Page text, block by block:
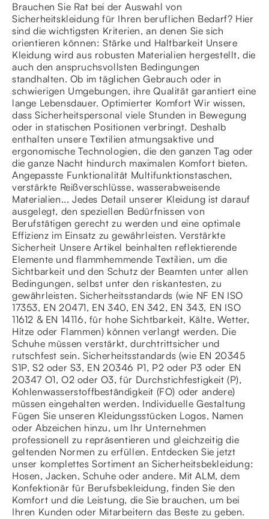
Brauchen Sie Rat bei der Auswahl von
Sicherheitskleidung für Ihren beruflichen Bedarf? Hier
sind die wichtigsten Kriterien, an denen Sie sich
orientieren können: Stärke und Haltbarkeit Unsere
Kleidung wird aus robusten Materialien hergestellt, die
auch den anspruchsvollsten Bedingungen
standhalten. Ob im täglichen Gebrauch oder in
schwierigen Umgebungen, ihre Qualität garantiert eine
lange Lebensdauer. Optimierter Komfort Wir wissen,
dass Sicherheitspersonal viele Stunden in Bewegung
oder in statischen Positionen verbringt. Deshalb
enthalten unsere Textilien atmungsaktive und
ergonomische Technologien, die den ganzen Tag oder
die ganze Nacht hindurch maximalen Komfort bieten.
Angepasste Funktionalität Multifunktionstaschen,
verstärkte Reißverschlüsse, wasserabweisende
Materialien... Jedes Detail unserer Kleidung ist darauf
ausgelegt, den speziellen Bedürfnissen von
Berufstätigen gerecht zu werden und eine optimale
Effizienz im Einsatz zu gewährleisten. Verstärkte
Sicherheit Unsere Artikel beinhalten reflektierende
Elemente und flammhemmende Textilien, um die
Sichtbarkeit und den Schutz der Beamten unter allen
Bedingungen, selbst unter den riskantesten, zu
gewährleisten. Sicherheitsstandards (wie NF EN ISO
17353, EN 20471, EN 340, EN 342, EN 343, EN ISO
11612 & EN 14116, für hohe Sichtbarkeit, Kälte, Wetter,
Hitze oder Flammen) können verlangt werden. Die
Schuhe müssen verstärkt, durchtrittsicher und
rutschfest sein. Sicherheitsstandards (wie EN 20345
S1P, S2 oder S3, EN 20346 P1, P2 oder P3 oder EN
20347 O1, O2 oder O3, für Durchstichfestigkeit (P),
Kohlenwasserstoffbeständigkeit (FO) oder andere)
müssen eingehalten werden. Individuelle Gestaltung
Fügen Sie unseren Kleidungsstücken Logos, Namen
oder Abzeichen hinzu, um Ihr Unternehmen
professionell zu repräsentieren und gleichzeitig die
geltenden Normen zu erfüllen. Entdecken Sie jetzt
unser komplettes Sortiment an Sicherheitsbekleidung:
Hosen, Jacken, Schuhe oder andere. Mit ALM, dem
Konfektionär für Berufsbekleidung, finden Sie den
Komfort und die Leistung, die Sie brauchen, um bei
Ihren Kunden oder Mitarbeitern das Beste zu geben.